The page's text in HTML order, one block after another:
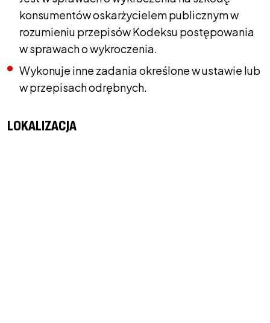
konsumentów oskarżycielem publicznym w
rozumieniu przepisów Kodeksu postępowania
w sprawach o wykroczenia.
Wykonuje inne zadania określone w ustawie lub
w przepisach odrębnych.
LOKALIZACJA